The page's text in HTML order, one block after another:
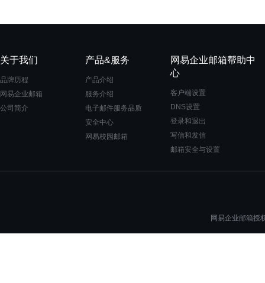
关于我们
品牌历程
网易企业邮箱
公司简介
产品&服务
产品介绍
服务介绍
电子邮件服务品质
安全中心
网易校园邮箱
网易企业邮箱帮助中
心
客户端设置
DNS设置
登录和退出
写信和发信
邮箱安全与设置
网易企业邮箱